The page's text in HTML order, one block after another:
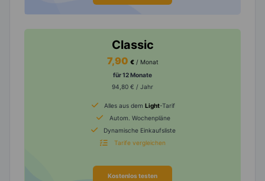
Classic
7,90 € / Monat
für 12 Monate
94,80 € / Jahr
Alles aus dem Light-Tarif
Autom. Wochenpläne
Dynamische Einkaufsliste
Tarife vergleichen
Kostenlos testen